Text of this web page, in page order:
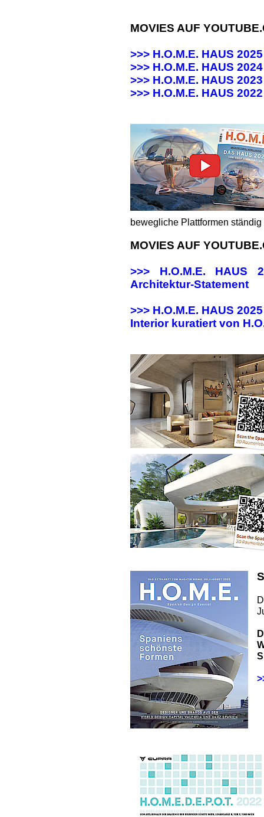
MOVIES AUF
>>> H.O.M.E. HAUS
>>> H.O.M.E. HAUS
>>> H.O.M.E. HAUS
>>> H.O.M.E. HAUS
bewegliche Plattformen
MOVIES AUF
>>> H.O.M.E.
Architektur-Statement
>>> H.O.M.E. HAUS
Interior kuratiert von